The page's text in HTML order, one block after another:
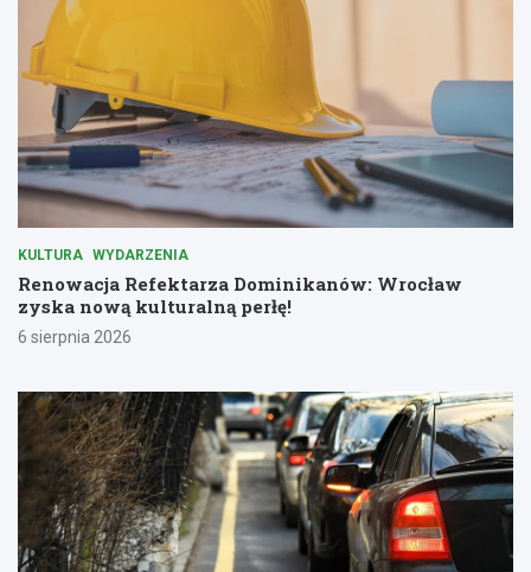
KULTURA WYDARZENIA
Renowacja Refektarza Dominikanów: Wrocław
zyska nową kulturalną perłę!
6 sierpnia 2026